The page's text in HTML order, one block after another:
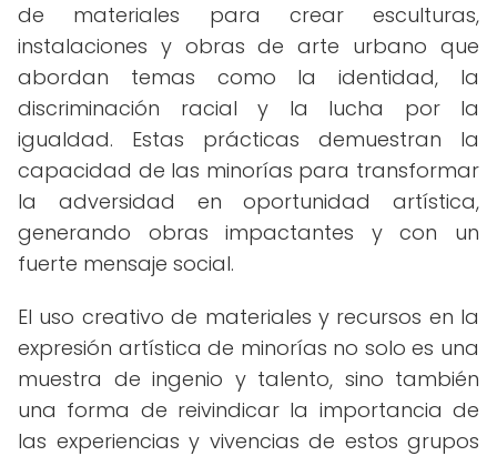
de materiales para crear esculturas,
instalaciones y obras de arte urbano que
abordan temas como la identidad, la
discriminación racial y la lucha por la
igualdad. Estas prácticas demuestran la
capacidad de las minorías para transformar
la adversidad en oportunidad artística,
generando obras impactantes y con un
fuerte mensaje social.
El uso creativo de materiales y recursos en la
expresión artística de minorías no solo es una
muestra de ingenio y talento, sino también
una forma de reivindicar la importancia de
las experiencias y vivencias de estos grupos